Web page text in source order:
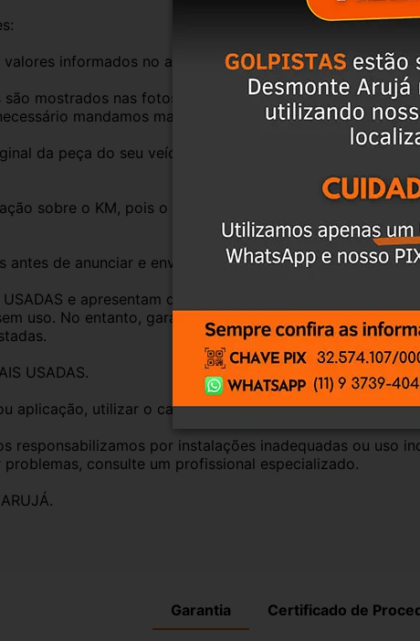
informados no anúncio.
são mostrados nas fotos do anúncio. Além disso,
mandamos mais imagens e vídeos do produto!
da peça do seu veículo seja o mesmo descrito no
sobre o KM, pois o veículo já foi desmontado. No
antes de anunciar e enviar, elas funcionam perfeitamente.
e apresentam desgaste natural pelo tempo. Peças
uso. No entanto, garantimos que nossas peças estão
USADAS.
aplicação, utilizar o campo de perguntas;
responsabilizamos por instalações inadequadas ou uso
consulte um profissional especializado.
Garantia Certificado de